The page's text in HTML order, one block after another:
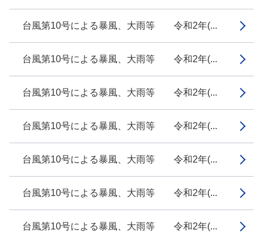
台風第10号による暴風、大雨等 令和2年(...
台風第10号による暴風、大雨等 令和2年(...
台風第10号による暴風、大雨等 令和2年(...
台風第10号による暴風、大雨等 令和2年(...
台風第10号による暴風、大雨等 令和2年(...
台風第10号による暴風、大雨等 令和2年(...
台風第10号による暴風、大雨等 令和2年(...